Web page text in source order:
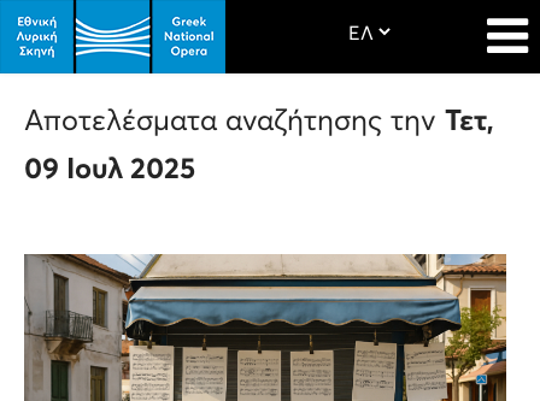
Αποτελέσματα αναζήτησης την Τετ,
09 Ιουλ 2025